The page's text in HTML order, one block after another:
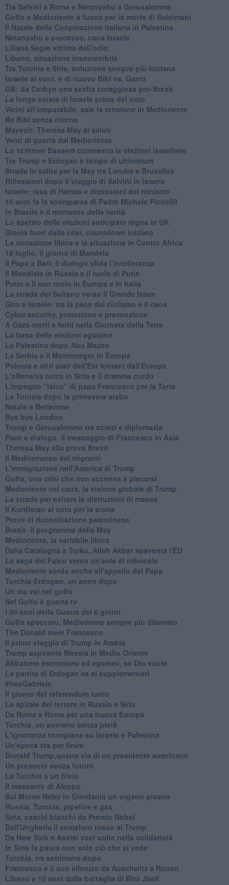
Tra Salvini a Roma e Netanyahu a Gerusalemme
Golfo e Medioriente a fuoco per la morte di Soleimani
Il Natale della Cooperazione italiana in Palestina
Netanyahu a processo, caos Israele
Liliana Segre vittima dell'odio
Libano, situazione insostenibile
Tra Turchia e Siria, soluzione sempre più lontana
Israele al voto, è di nuovo Bibi vs. Gantz
GB: da Corbyn una scelta coraggiosa pro-Brexit
La lunga estate di Israele prima del voto
Vicini all’irreparabile, sale la tensione in Medioriente
Re Bibi senza ritorno
Mayexit: Theresa May ai saluti
Venti di guerra dal Medioriente
Lo scrittore Bassem commenta le elezioni israeliane
Tra Trump e Erdogan è tempo di ultimatum
Strada in salita per la May tra Londra e Bruxelles
Riflessioni dopo il viaggio di Salvini in Israele
Israele: resa di Hamas e dimissioni del ministro
10 anni fa la scomparsa di Padre Michele Piccirilli
In Brasile è il momento della verità
Lo spettro delle elezioni anticipate regna in UK
Grecia fuori dalla crisi, countdown iniziato
La mutazione libica e la situazione in Centro Africa
18 luglio, il giorno di Mandela
Il Papa a Bari: il dialogo sfida l’intolleranza
Il Mondiale in Russia e il ruolo di Putin
Putin e il suo ruolo in Europa e in Italia
La strada del Sultano verso il Grande Islam
Giro e Israele: tra la pace del ciclismo e il caos
Cyber security, protezione e prevenzione
A Gaza morti e feriti nella Giornata della Terra
La farsa delle elezioni egiziane
La Palestina dopo Abu Mazen
La Serbia e il Montenegro in Europa
Polonia e altri stati dell'Est lontani dall'Europa
L'offensiva turca in Siria e il dramma curdo
L’impegno “laico” di papa Francesco per la Terra
La Tunisia dopo la primavera araba
Natale a Betlemme
Bye bye London
Trump e Gerusalemme tra screzi e diplomazia
Pace e dialogo, il messaggio di Francesco in Asia
Theresa May alla prova Brexit
Il Mediterraneo dei migranti
L'immigrazione nell'America di Trump
Golfo, una crisi che non accenna a placarsi
Medioriente nel caos, la visione globale di Trump
La strada per evitare le distruzioni di massa
Il Kurdistan al voto per la storia
Prove di riconciliazione palestinese
Brexit: il programma della May
Medioriente, la variabile libica
Dalla Catalogna a Turku, Allah Akbar spaventa l'EU
La saga del Falco verso un'aula di tribunale
Medioriente sordo anche all'appello del Papa
Turchia-Erdogan, un anno dopo
Un via vai nel golfo
Nel Golfo è guerra tv
I 50 anni della Guerra dei 6 giorni
Golfo spaccato, Medioriente sempre più dilaniato
The Donald meet Francesco
Il primo viaggio di Trump in Arabia
Trump aspirante Messia in Medio Oriente
Abbattere estremismi ed egoismi, se Dio vuole
La partita di Erdogan va ai supplementari
#freeGabriele
Il giorno del referendum turco
La spirale del terrore in Russia e Siria
Da Roma a Roma per una nuova Europa
Turchia, un sovrano senza pietà
L'ignoranza trumpiana su Israele e Palestina
Un'epoca sta per finire
Donald Trump,quarta via di un presidente americano
Un presente senza futuro
La Turchia a un bivio
Il massacro di Aleppo
Sul Monte Nebo in Giordania un organo pisano
Russia, Turchia, pipeline e gas
Siria, caschi bianchi da Premio Nobel
Dall'Ungheria il semaforo rosso ai Trump
Da New York e Assisi voci unite nella solidarietà
In Siria fa paura non solo ciò che si vede
Turchia, tre settimane dopo
Francesco e il suo silenzio da Auschwitz a Rouen
Libano a 10 anni dalla battaglia di Bint Jbeil